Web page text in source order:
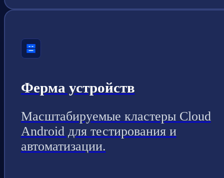
Ферма устройств
Масштабируемые кластеры Cloud
Android для тестирования и
автоматизации.